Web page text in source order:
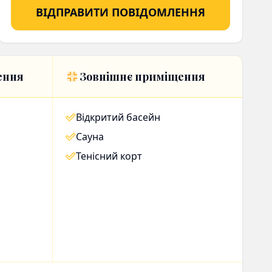
ВІДПРАВИТИ ПОВІДОМЛЕННЯ
Зовнішнє приміщення
Відкритий басейн
Сауна
Тенісний корт